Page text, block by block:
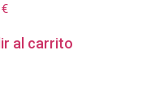
€
al carrito